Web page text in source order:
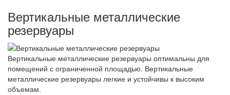
Вертикальные металлические
резервуары
Вертикальные металлические резервуары оптимальны для
помещений с ограниченной площадью. Вертикальные
металлические резервуары легкие и устойчивы к высоким
объемам.